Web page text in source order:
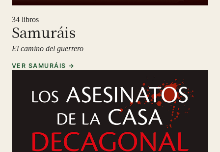
34 libros
Samuráis
El camino del guerrero
VER SAMURÁIS →